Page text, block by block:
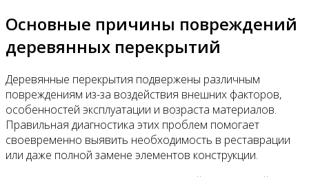
Основные причины повреждений
деревянных перекрытий
Деревянные перекрытия подвержены различным
повреждениям из-за воздействия внешних факторов,
особенностей эксплуатации и возраста материалов.
Правильная диагностика этих проблем помогает
своевременно выявить необходимость в реставрации
или даже полной замене элементов конструкции.